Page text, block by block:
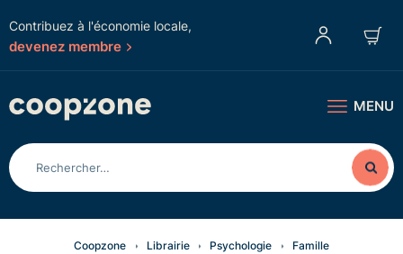
Contribuez à l'économie locale,
devenez membre
MENU
Coopzone Librairie Psychologie
Famille